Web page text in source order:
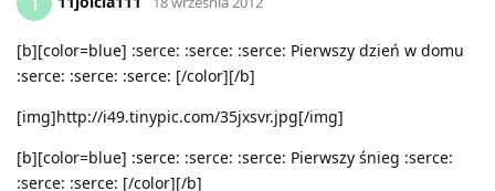
[b][color=blue] :serce: :serce: :serce: Pierwszy dzień w domu
:serce: :serce: :serce: [/color][/b]
[img]http://i49.tinypic.com/35jxsvr.jpg[/img]
[b][color=blue] :serce: :serce: :serce: Pierwszy śnieg :serce:
:serce: :serce: [/color][/b]